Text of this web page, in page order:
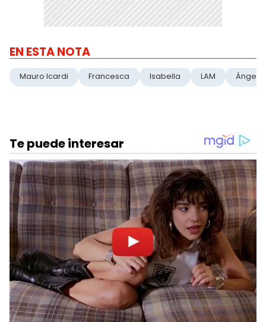
EN ESTA NOTA
Mauro Icardi Francesca Isabella LAM Ángel